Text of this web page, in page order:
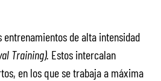
de alta intensidad
Training). Estos intercalan
en los que se trabaja a máxima